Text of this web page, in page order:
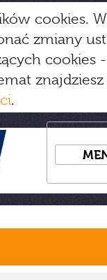
cookies.
zmiany
cookies
.